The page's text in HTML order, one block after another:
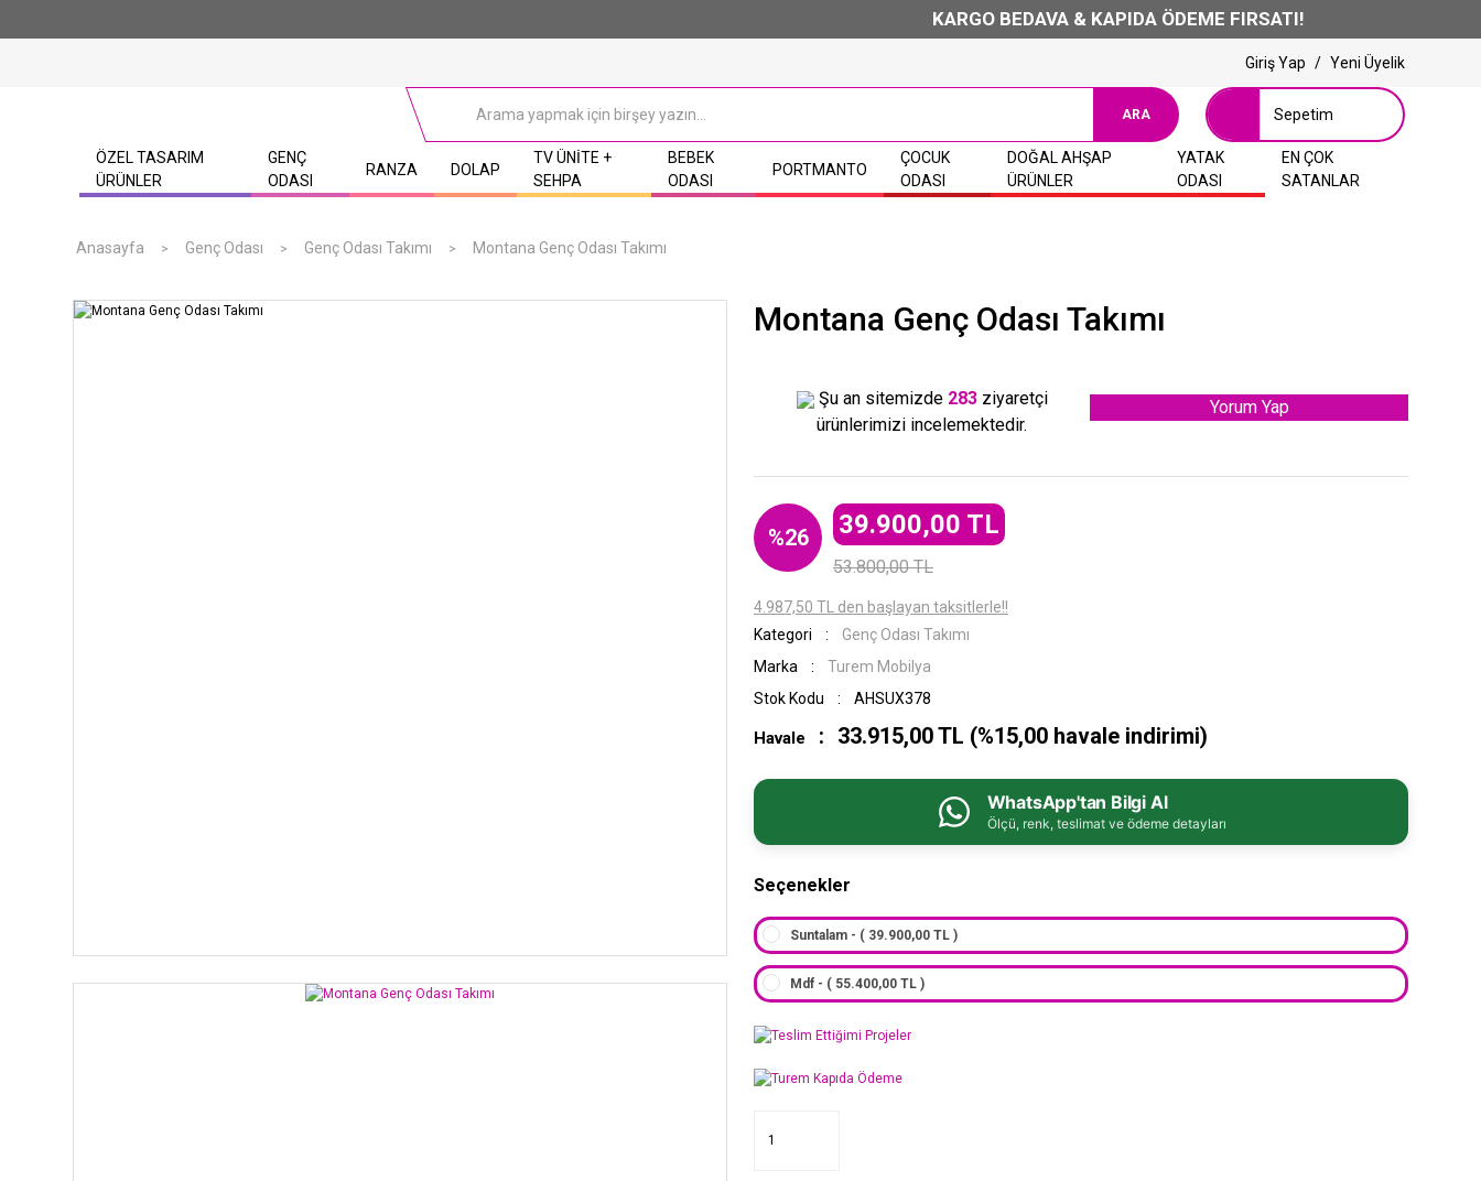
KARGO BEDAVA & KAPIDA ÖDEME FIRSATI!
Giriş Yap / Yeni Üyelik
ARA Sepetim
ÖZEL TASARIM
ÜRÜNLER
GENÇ
ODASI
RANZA DOLAP
TV ÜNITE +
SEHPA
BEBEK
ODASI
PORTMANTO
ÇOCUK
ODASI
DOĞAL AHŞAP
ÜRÜNLER
YATAK
ODASI
EN ÇOK
SATANLAR
Anasayfa Genç Odası Genç Odası Takımı Montana Genç Odası Takımı
Montana Genç Odası Takımı
Şu an sitemizde 283 ziyaretçi
ürünlerimizi incelemektedir.
Yorum Yap
%26 39.900,00 TL
53.800,00 TL
4.987,50 TL den başlayan taksitlerle!!
Kategori
Genç Odası Takımı
Marka
Turem Mobilya
Stok Kodu
AHSUX378
Havale 33.915,00 TL (%15,00 havale indirimi)
WhatsApp'tan Bilgi Al
Ölçü, renk, teslimat ve ödeme detayları
Seçenekler
Suntalam - ( 39.900,00 TL )
Mdf - ( 55.400,00 TL )